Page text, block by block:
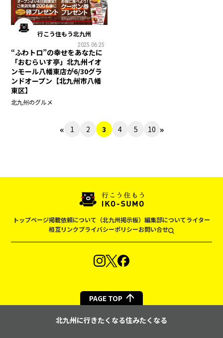
行こう住もう北九州
2025.06.25
“ふわトロ”の幸せをあなたに
「おむらいす亭」北九州イオ
ンモール八幡東店が6/30グラ
ンドオープン【北九州市八幡
東区】
北九州のグルメ
« 1 2 3 4 5 10 »
トップページ掲載依頼について（北九州掲示板） 編集部についてライター
相互リンクプライバシーポリシーお問い合せ
PAGE TOP
北九州に行きたくなる住みたくなる